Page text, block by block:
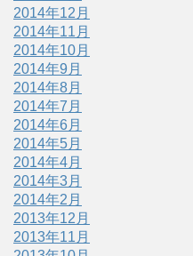
2014年12月
2014年11月
2014年10月
2014年9月
2014年8月
2014年7月
2014年6月
2014年5月
2014年4月
2014年3月
2014年2月
2013年12月
2013年11月